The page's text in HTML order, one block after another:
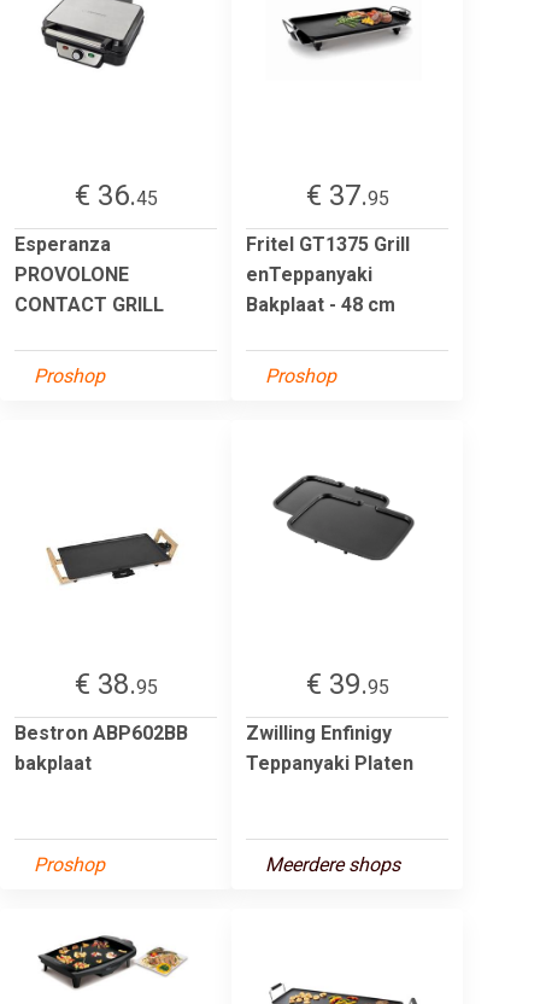
€ 36.45
Esperanza
PROVOLONE
CONTACT GRILL
Proshop
€ 37.95
Fritel GT1375 Grill
enTeppanyaki
Bakplaat - 48 cm
Proshop
€ 38.95
Bestron ABP602BB
bakplaat
Proshop
€ 39.95
Zwilling Enfinigy
Teppanyaki Platen
Meerdere shops